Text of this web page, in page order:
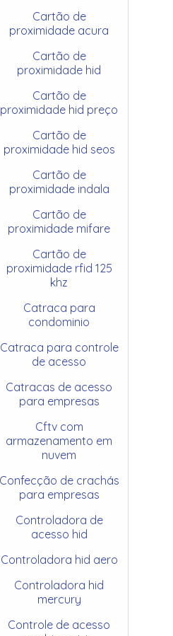
Cartão de
proximidade acura
Cartão de
proximidade hid
Cartão de
proximidade hid preço
Cartão de
proximidade hid seos
Cartão de
proximidade indala
Cartão de
proximidade mifare
Cartão de
proximidade rfid 125
khz
Catraca para
condominio
Catraca para controle
de acesso
Catracas de acesso
para empresas
Cftv com
armazenamento em
nuvem
Confecção de crachás
para empresas
Controladora de
acesso hid
Controladora hid aero
Controladora hid
mercury
Controle de acesso